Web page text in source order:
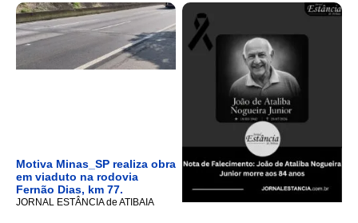
Motiva Minas_SP realiza obra
em viaduto na rodovia
Fernão Dias, km 77.
JORNAL ESTÂNCIA de ATIBAIA